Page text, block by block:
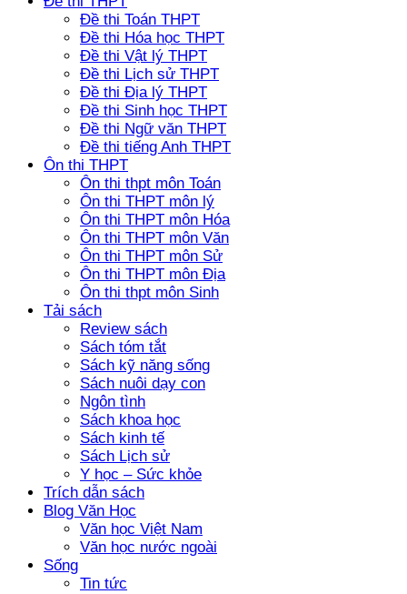
Đề thi Toán THPT
Đề thi Hóa học THPT
Đề thi Vật lý THPT
Đề thi Lịch sử THPT
Đề thi Địa lý THPT
Đề thi Sinh học THPT
Đề thi Ngữ văn THPT
Đề thi tiếng Anh THPT
Ôn thi THPT
Ôn thi thpt môn Toán
Ôn thi THPT môn lý
Ôn thi THPT môn Hóa
Ôn thi THPT môn Văn
Ôn thi THPT môn Sử
Ôn thi THPT môn Địa
Ôn thi thpt môn Sinh
Tải sách
Review sách
Sách tóm tắt
Sách kỹ năng sống
Sách nuôi dạy con
Ngôn tình
Sách khoa học
Sách kinh tế
Sách Lịch sử
Y học – Sức khỏe
Trích dẫn sách
Blog Văn Học
Văn học Việt Nam
Văn học nước ngoài
Sống
Tin tức